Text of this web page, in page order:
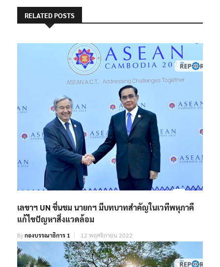
กว่า 26 บริษัท
เลขาฯ UN ชื่นชม นายกฯ มีบทบาทสำคัญในเวทีพหุภาคี
แก้ไขปัญหาสิ่งแวดล้อม
Byกองบรรณาธิการ 1 12 พฤศจิกายน 2022